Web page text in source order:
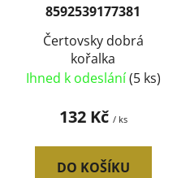
8592539177381
Čertovsky dobrá
kořalka
Ihned k odeslání(5 ks)
132 Kč / ks
DO KOŠÍKU